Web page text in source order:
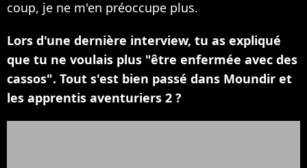
coup, je ne m'en préoccupe plus.
Lors d'une dernière interview, tu as expliqué
que tu ne voulais plus "être enfermée avec des
cassos". Tout s'est bien passé dans Moundir et
les apprentis aventuriers 2 ?